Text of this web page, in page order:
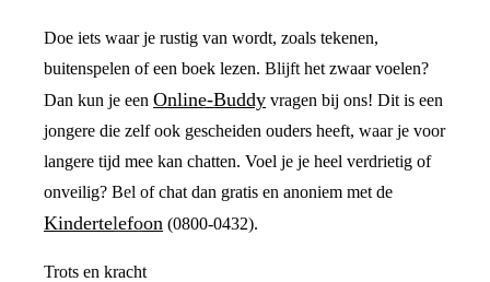
Doe iets waar je rustig van wordt, zoals tekenen,
buitenspelen of een boek lezen. Blijft het zwaar voelen?
Dan kun je een Online-Buddy vragen bij ons! Dit is een
jongere die zelf ook gescheiden ouders heeft, waar je voor
langere tijd mee kan chatten. Voel je je heel verdrietig of
onveilig? Bel of chat dan gratis en anoniem met de
Kindertelefoon (0800-0432).
Trots en kracht